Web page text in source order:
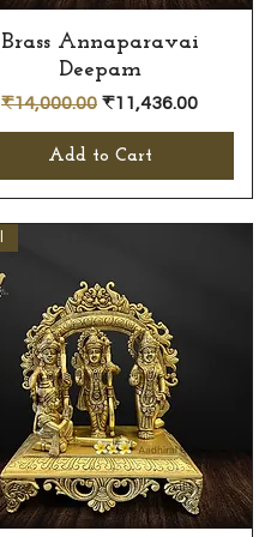
Quick View
Brass Annaparavai
Deepam
Regular Price
₹14,000.00 Sale Price
₹11,436.00
Add to Cart